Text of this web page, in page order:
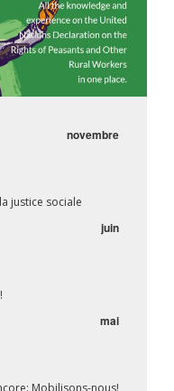
novembre
justice sociale
juin
mai
Mobilisons-nous!